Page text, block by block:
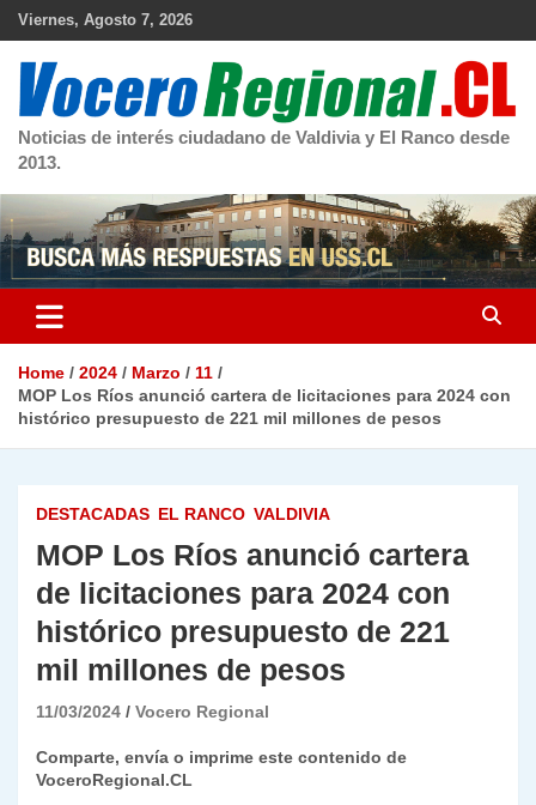
Skip
Viernes, Agosto 7, 2026
Noticias de interés ciudadano de Valdivia y El Ranco desde
2013.
Home 2024 Marzo
11
MOP Los Ríos anunció cartera de licitaciones para 2024 con
histórico presupuesto de 221 mil millones de pesos
DESTACADAS EL RANCO VALDIVIA
MOP Los Ríos anunció cartera
de licitaciones para 2024 con
histórico presupuesto de 221
mil millones de pesos
11/03/2024 Vocero Regional
Comparte, envía o imprime este contenido de
VoceroRegional.CL